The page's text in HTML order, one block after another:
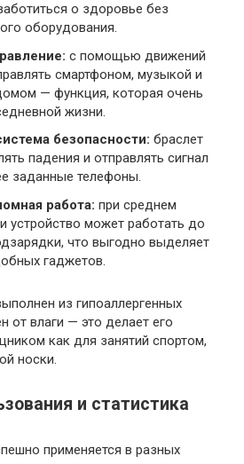
о здоровье без
оборудования.
с помощью движений
смартфоном, музыкой и
— функция, которая очень
жизни.
безопасности: браслет
падения и отправлять сигнал
заданные телефоны.
работа: при среднем
устройство может работать до
что выгодно выделяет
гаджетов.
из гипоаллергенных
от влаги — это делает его
как для занятий спортом,
носки.
и статистика
применяется в разных